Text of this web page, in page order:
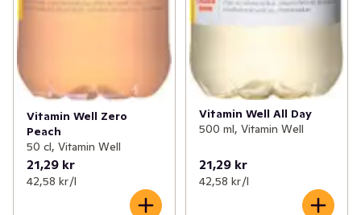
Vitamin Well Zero
Peach
50 cl, Vitamin Well
21,29 kr
42,58 kr /l
Vitamin Well All Day
500 ml, Vitamin Well
21,29 kr
42,58 kr /l